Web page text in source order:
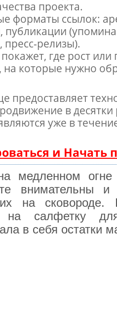
проекта.
форматы ссылок:
публикации
пресс-релизы).
где рост или
на которые нужно
предоставляет
в
уже в
и Начать
медленном огне
внимательны
на сковороде.
на салфетку
в себя остатки